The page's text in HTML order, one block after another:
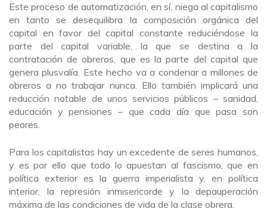
Este proceso de automatización, en sí, niega al capitalismo
en tanto se desequilibra la composición orgánica del
capital en favor del capital constante reduciéndose la
parte del capital variable, la que se destina a la
contratación de obreros, que es la parte del capital que
genera plusvalía. Este hecho va a condenar a millones de
obreros a no trabajar nunca. Ello también implicará una
reducción notable de unos servicios públicos – sanidad,
educación y pensiones – que cada día que pasa son
peores.
Para los capitalistas hay un excedente de seres humanos,
y es por ello que todo lo apuestan al fascismo, que en
política exterior es la guerra imperialista y, en política
interior, la represión inmisericorde y la depauperación
máxima de las condiciones de vida de la clase obrera.